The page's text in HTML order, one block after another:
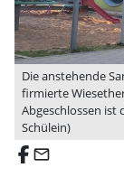
Die anstehende
firmierte
Abgeschlossen ist
Schülein)
email